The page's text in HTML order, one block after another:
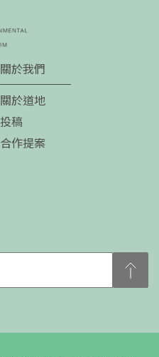
關於我們
關於道地
投稿
合作提案